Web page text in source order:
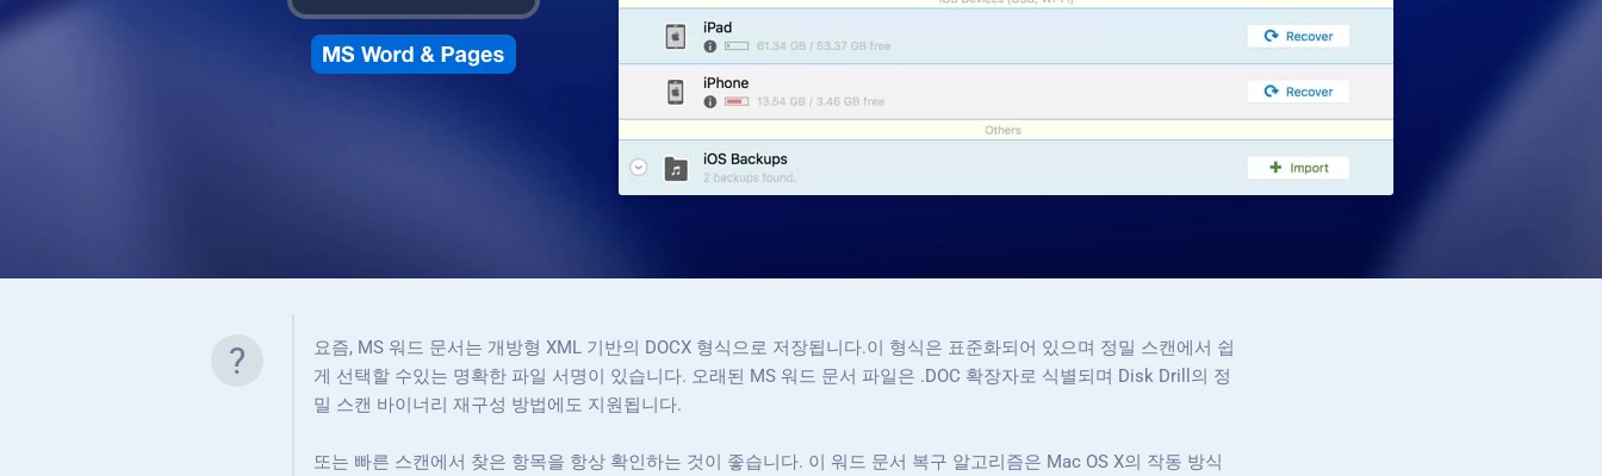
?
요즘, MS 워드 문서는 개방형 XML 기반의 DOCX 형식으로 저장됩니다.이 형식은 표준화되어 있으며 정밀 스캔에서 쉽
게 선택할 수있는 명확한 파일 서명이 있습니다. 오래된 MS 워드 문서 파일은 .DOC 확장자로 식별되며 Disk Drill의 정
밀 스캔 바이너리 재구성 방법에도 지원됩니다.
또는 빠른 스캔에서 찾은 항목을 항상 확인하는 것이 좋습니다. 이 워드 문서 복구 알고리즘은 Mac OS X의 작동 방식